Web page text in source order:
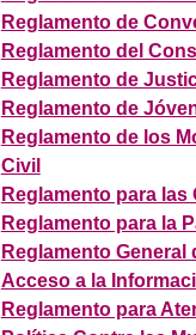
Reglamento de
Reglamento del
Reglamento de
Reglamento de
Reglamento de los
Civil
Reglamento para
Reglamento para la
Reglamento
Acceso a la
Reglamento para